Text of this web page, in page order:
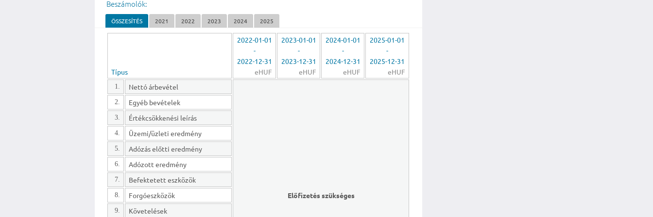
Beszámolók:
ÖSSZESÍTÉS 2021 2022 2023 2024 2025
Típus
2022-01-01
-
2022-12-31
eHUF
2023-01-01
-
2023-12-31
eHUF
2024-01-01
-
2024-12-31
eHUF
2025-01-01
-
2025-12-31
eHUF
1. Nettó árbevétel
Előfizetés szükséges
2. Egyéb bevételek
3. Értékcsökkenési leírás
4. Üzemi/üzleti eredmény
5. Adózás előtti eredmény
6. Adózott eredmény
7. Befektetett eszközök
8. Forgóeszközök
9. Követelések